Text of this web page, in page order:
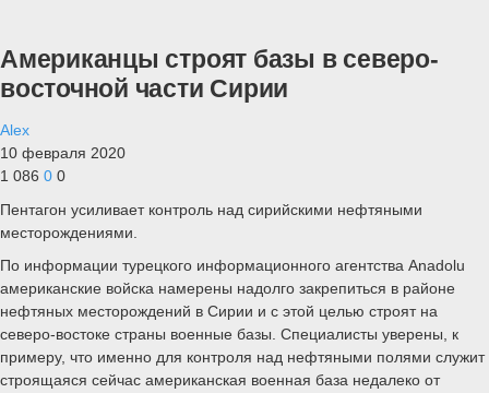
Американцы строят базы в северо-
восточной части Сирии
Alex
10 февраля 2020
1 086 0 0
Пентагон усиливает контроль над сирийскими нефтяными
месторождениями.
По информации турецкого информационного агентства Anadolu
американские войска намерены надолго закрепиться в районе
нефтяных месторождений в Сирии и с этой целью строят на
северо-востоке страны военные базы. Специалисты уверены, к
примеру, что именно для контроля над нефтяными полями служит
строящаяся сейчас американская военная база недалеко от